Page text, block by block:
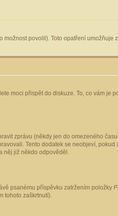
povolil). Toto opatření
moci přispět do diskuze. To, co vám je
zprávu (někdy jen do omezeného
Tento dodatek se neobjeví,
něj již někdo odpověděl.
psanému příspěvku zatržením položky
tohoto zaškrtnutí).